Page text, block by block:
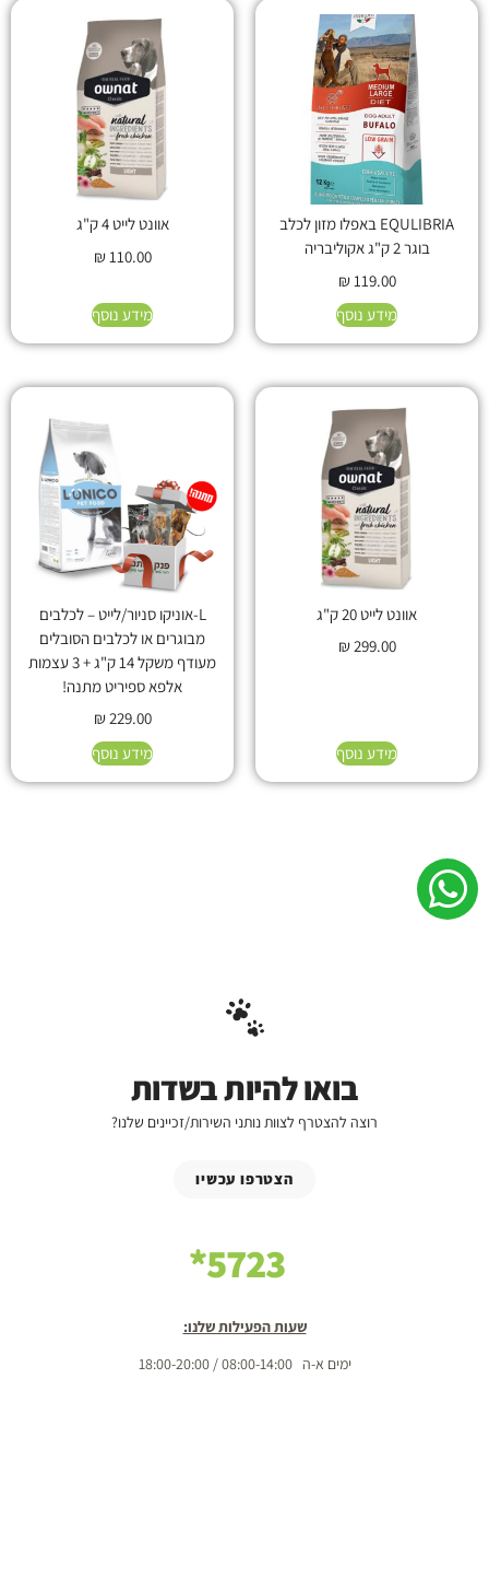
EQULIBRIA באפלו מזון לכלב
בוגר 2 ק"ג אקוליבריה
₪119.00
מידע נוסף
אוונט לייט 4 ק"ג
₪110.00
מידע נוסף
אוונט לייט 20 ק"ג
₪299.00
מידע נוסף
L-אוניקו סניור/לייט – לכלבים
מבוגרים או לכלבים הסובלים
מעודף משקל 14 ק"ג + 3 עצמות
אלפא ספיריט מתנה!
₪229.00
מידע נוסף
בואו להיות בשדות
רוצה להצטרף לצוות נותני השירות/זכיינים שלנו?
הצטרפו עכשיו
5723*
שעות הפעילות שלנו:
ימים א-ה 08:00-14:00 / 18:00-20:00